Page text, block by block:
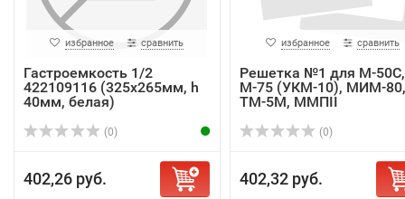
избранное сравнить
Гастроемкость 1/2
422109116 (325x265мм, h
40мм, белая)
(0)
402,26 руб.
избранное сравнить
Решетка №1 для М-50С,
М-75 (УКМ-10), МИМ-80,
ТМ-5М, ММПII
(0)
402,32 руб.